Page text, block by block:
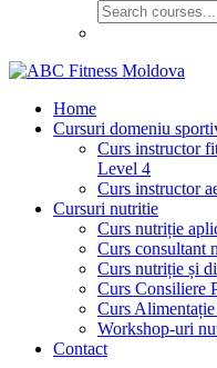
Home
Cursuri domeniu
Curs instructor
Level 4
Curs instructor
Cursuri nutritie
Curs nutriție
Curs consultant
Curs nutriție și
Curs Consiliere
Curs
Workshop-uri
Contact